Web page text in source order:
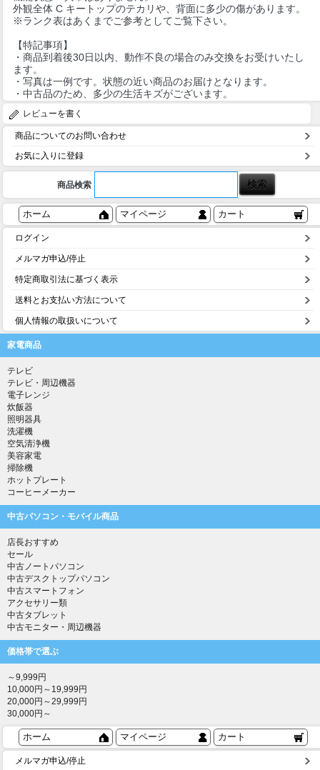
外観全体 C キートップのテカリや、背面に多少の傷があります。
※ランク表はあくまでご参考としてご覧下さい。
【特記事項】
・商品到着後30日以内、動作不良の場合のみ交換をお受けいたし
ます。
・写真は一例です。状態の近い商品のお届けとなります。
・中古品のため、多少の生活キズがございます。
レビューを書く
商品についてのお問い合わせ
お気に入りに登録
商品検索
ホーム マイページ カート
ログイン
メルマガ申込/停止
特定商取引法に基づく表示
送料とお支払い方法について
個人情報の取扱いについて
家電商品
テレビ
テレビ・周辺機器
電子レンジ
炊飯器
照明器具
洗濯機
空気清浄機
美容家電
掃除機
ホットプレート
コーヒーメーカー
中古パソコン・モバイル商品
店長おすすめ
セール
中古ノートパソコン
中古デスクトップパソコン
中古スマートフォン
アクセサリー類
中古タブレット
中古モニター・周辺機器
価格帯で選ぶ
～9,999円
10,000円～19,999円
20,000円～29,999円
30,000円～
ホーム マイページ カート
メルマガ申込/停止